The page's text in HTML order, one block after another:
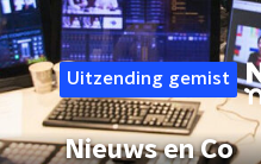
Uitzending gemist
Nieuws en Co